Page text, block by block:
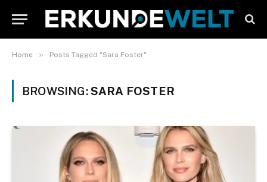
Home » Posts Tagged "Sara Foster"
BROWSING:SARA FOSTER